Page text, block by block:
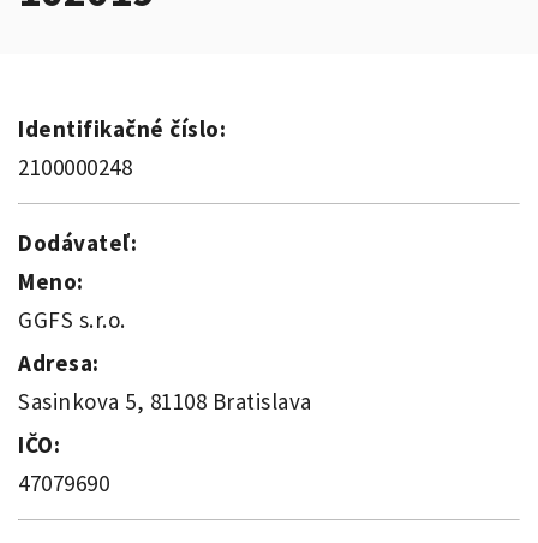
Identifikačné číslo:
2100000248
Dodávateľ:
Meno:
GGFS s.r.o.
Adresa:
Sasinkova 5, 81108 Bratislava
IČO:
47079690